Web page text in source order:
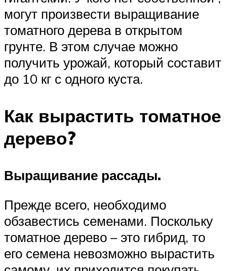
могут произвести выращивание
томатного дерева в открытом
грунте. В этом случае можно
получить урожай, который составит
до 10 кг с одного куста.
Как вырастить томатное
дерево?
Выращивание рассады.
Прежде всего, необходимо
обзавестись семенами. Поскольку
томатное дерево – это гибрид, то
его семена невозможно вырастить